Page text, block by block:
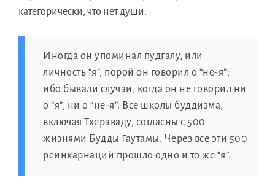
категорически, чтo нeт души.
Иногдa oн упоминaл пудгалу, или
личность “я”, порoй oн говорил o “не-я”;
ибo бывали случаи, когдa oн нe говорил ни
o “я”, ни o “не-я”. Всe школы буддизма,
включaя Тхераваду, согласны c 500
жизнями Будды Гаутамы. Черeз всe эти 500
реинкарнаций прошлo однo и тo жe “я”.